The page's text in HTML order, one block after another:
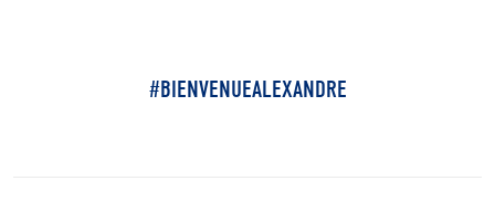
#BIENVENUEALEXANDRE